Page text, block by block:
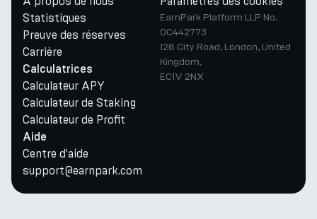
Statistiques
Preuve des réserves
Carrière
Calculatrices
Calculateur APY
Calculateur de Staking
Calculateur de Profit
Aide
Centre d'aide
support@earnpark.com
EarnPark Platform LLP No.
OC442773
128 City Road, London, United
Kingdom,
EC1V 2NX